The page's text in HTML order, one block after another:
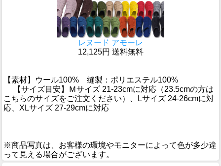
レヌード アモーレ
12,125円 送料無料
【素材】ウール100% 縫製：ポリエステル100%
【サイズ目安】Ｍサイズ 21-23cmに対応（23.5cmの方は
こちらのサイズをご注文ください）、Lサイズ 24-26cmに対
応、XLサイズ 27-29cmに対応
※商品写真は、お客様の環境やモニターによって色が多少違
って見える場合がございます。